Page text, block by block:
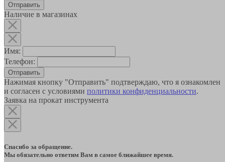
Наличие в магазинах
Имя:
Телефон:
Отправить
Нажимая кнопку "Отправить" подтверждаю, что я ознакомлен
и согласен с условиями политики конфиденциальности.
Заявка на прокат инструмента
Спасибо за обращение.
Мы обязательно ответим Вам в самое ближайшее время.